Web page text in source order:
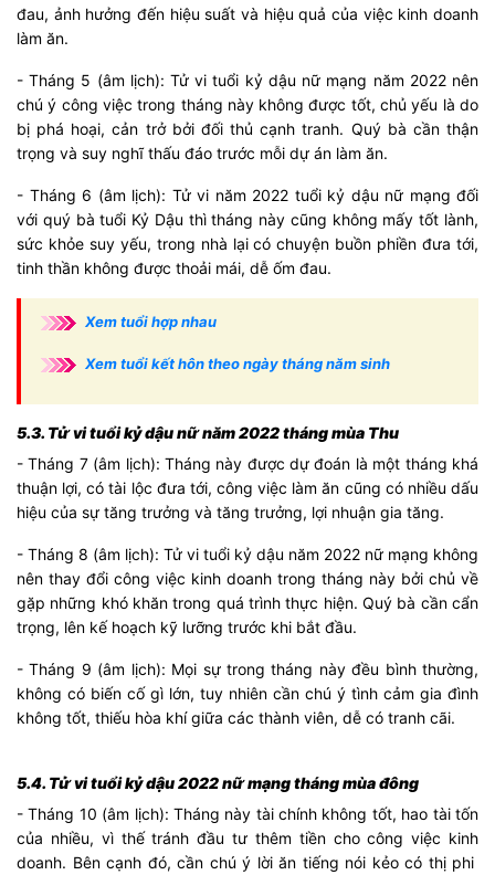
đau, ảnh hưởng đến hiệu suất và hiệu quả của việc kinh doanh
làm ăn.
- Tháng 5 (âm lịch): Tử vi tuổi kỷ dậu nữ mạng năm 2022 nên
chú ý công việc trong tháng này không được tốt, chủ yếu là do
bị phá hoại, cản trở bởi đối thủ cạnh tranh. Quý bà cần thận
trọng và suy nghĩ thấu đáo trước mỗi dự án làm ăn.
- Tháng 6 (âm lịch): Tử vi năm 2022 tuổi kỷ dậu nữ mạng đối
với quý bà tuổi Kỷ Dậu thì tháng này cũng không mấy tốt lành,
sức khỏe suy yếu, trong nhà lại có chuyện buồn phiền đưa tới,
tinh thần không được thoải mái, dễ ốm đau.
Xem tuổi hợp nhau
Xem tuổi kết hôn theo ngày tháng năm sinh
5.3. Tử vi tuổi kỷ dậu nữ năm 2022 tháng mùa Thu
- Tháng 7 (âm lịch): Tháng này được dự đoán là một tháng khá
thuận lợi, có tài lộc đưa tới, công việc làm ăn cũng có nhiều dấu
hiệu của sự tăng trưởng và tăng trưởng, lợi nhuận gia tăng.
- Tháng 8 (âm lịch): Tử vi tuổi kỷ dậu năm 2022 nữ mạng không
nên thay đổi công việc kinh doanh trong tháng này bởi chủ về
gặp những khó khăn trong quá trình thực hiện. Quý bà cần cẩn
trọng, lên kế hoạch kỹ lưỡng trước khi bắt đầu.
- Tháng 9 (âm lịch): Mọi sự trong tháng này đều bình thường,
không có biến cố gì lớn, tuy nhiên cần chú ý tình cảm gia đình
không tốt, thiếu hòa khí giữa các thành viên, dễ có tranh cãi.
5.4. Tử vi tuổi kỷ dậu 2022 nữ mạng tháng mùa đông
- Tháng 10 (âm lịch): Tháng này tài chính không tốt, hao tài tốn
của nhiều, vì thế tránh đầu tư thêm tiền cho công việc kinh
doanh. Bên cạnh đó, cần chú ý lời ăn tiếng nói kẻo có thị phi